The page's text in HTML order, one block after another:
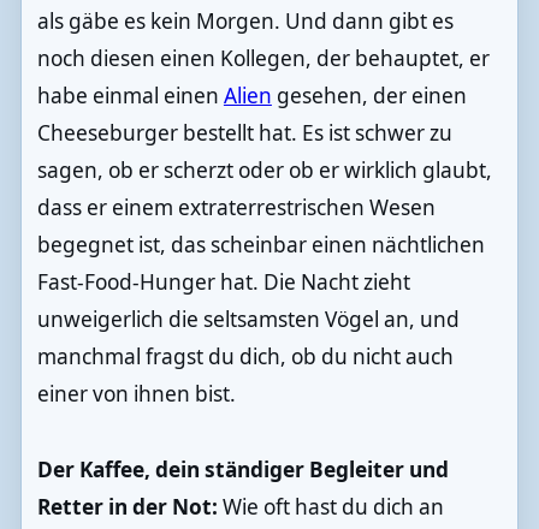
als gäbe es kein Morgen. Und dann gibt es
noch diesen einen Kollegen, der behauptet, er
habe einmal einen Alien gesehen, der einen
Cheeseburger bestellt hat. Es ist schwer zu
sagen, ob er scherzt oder ob er wirklich glaubt,
dass er einem extraterrestrischen Wesen
begegnet ist, das scheinbar einen nächtlichen
Fast-Food-Hunger hat. Die Nacht zieht
unweigerlich die seltsamsten Vögel an, und
manchmal fragst du dich, ob du nicht auch
einer von ihnen bist.
Der Kaffee, dein ständiger Begleiter und
Retter in der Not: Wie oft hast du dich an